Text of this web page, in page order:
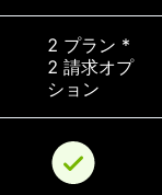
2 プラン *
2 請求オプ
ション